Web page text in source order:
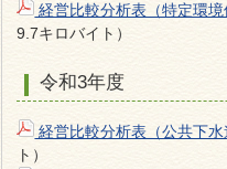
経営比較分析表（特定環
9.7キロバイト）
令和3年度
経営比較分析表（公共下
ト）